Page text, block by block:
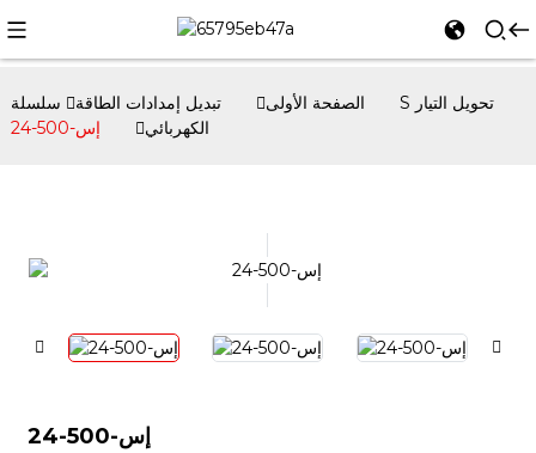
الصفحة الأولى تبديل إمدادات الطاقة
سلسلة S تحويل التيار
الكهربائي
إس-500-24
إس-500-24